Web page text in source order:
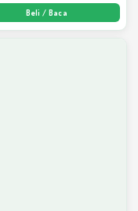
Beli / Baca